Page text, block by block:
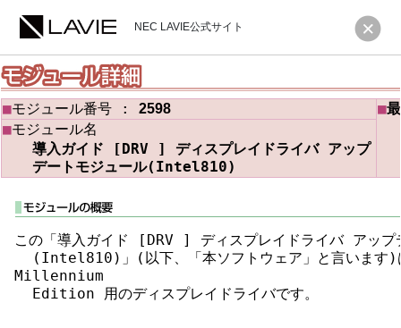
NEC LAVIE公式サイト